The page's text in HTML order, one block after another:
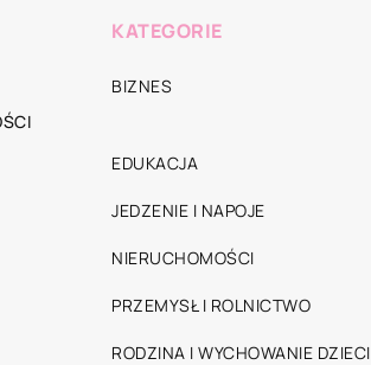
KATEGORIE
BIZNES
EDUKACJA
JEDZENIE I NAPOJE
NIERUCHOMOŚCI
PRZEMYSŁ I ROLNICTWO
RODZINA I WYCHOWANIE DZIECI